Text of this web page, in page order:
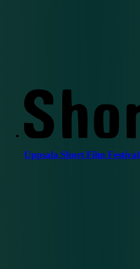
Uppsala Short Film Festival